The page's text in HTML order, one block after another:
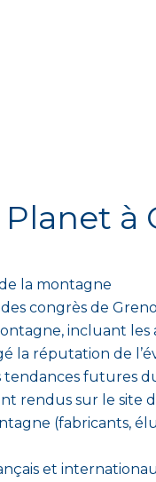
à
la montagne
congrès de
incluant
la réputation de
tendances futures
rendus sur le site
(fabricants,
et